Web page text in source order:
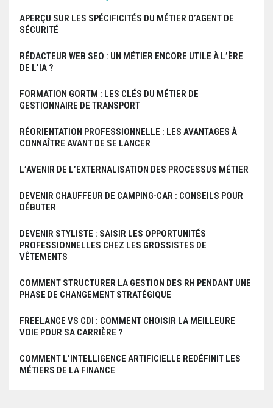
APERÇU SUR LES SPÉCIFICITÉS DU MÉTIER D’AGENT DE
SÉCURITÉ
RÉDACTEUR WEB SEO : UN MÉTIER ENCORE UTILE À L’ÈRE
DE L’IA ?
FORMATION GORTM : LES CLÉS DU MÉTIER DE
GESTIONNAIRE DE TRANSPORT
RÉORIENTATION PROFESSIONNELLE : LES AVANTAGES À
CONNAÎTRE AVANT DE SE LANCER
L’AVENIR DE L’EXTERNALISATION DES PROCESSUS MÉTIER
DEVENIR CHAUFFEUR DE CAMPING-CAR : CONSEILS POUR
DÉBUTER
DEVENIR STYLISTE : SAISIR LES OPPORTUNITÉS
PROFESSIONNELLES CHEZ LES GROSSISTES DE
VÊTEMENTS
COMMENT STRUCTURER LA GESTION DES RH PENDANT UNE
PHASE DE CHANGEMENT STRATÉGIQUE
FREELANCE VS CDI : COMMENT CHOISIR LA MEILLEURE
VOIE POUR SA CARRIÈRE ?
COMMENT L’INTELLIGENCE ARTIFICIELLE REDÉFINIT LES
MÉTIERS DE LA FINANCE